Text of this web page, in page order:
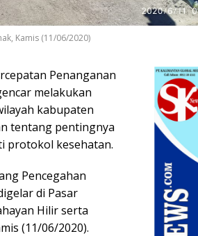
Kamis (11/06/2020)
Penanganan
melakukan
kabupaten
tentang pentingnya
protokol kesehatan.
Pencegahan
di Pasar
Hilir serta
(11/06/2020).